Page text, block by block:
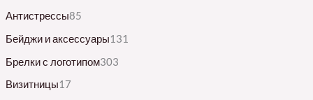
Антистрессы85
Бейджи и аксессуары131
Брелки с логотипом303
Визитницы17